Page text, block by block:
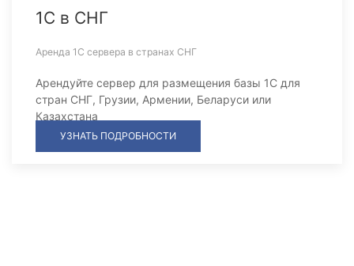
1С в СНГ
Аренда 1С сервера в странах СНГ
Арендуйте сервер для размещения базы 1С для
стран СНГ, Грузии, Армении, Беларуси или
Казахстана
УЗНАТЬ ПОДРОБНОСТИ